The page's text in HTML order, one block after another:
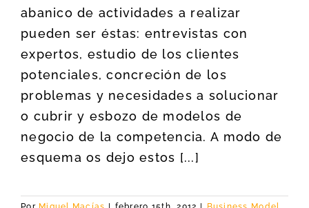
abanico de actividades a realizar
pueden ser éstas: entrevistas con
expertos, estudio de los clientes
potenciales, concreción de los
problemas y necesidades a solucionar
o cubrir y esbozo de modelos de
negocio de la competencia. A modo de
esquema os dejo estos [...]